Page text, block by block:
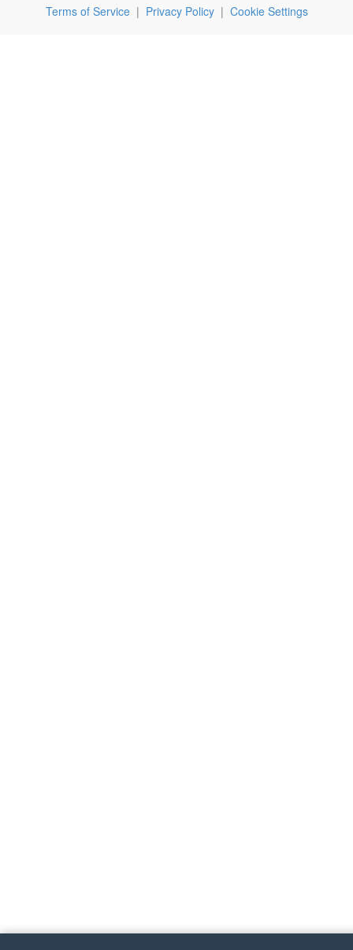
Terms of Service| Privacy Policy| Cookie Settings